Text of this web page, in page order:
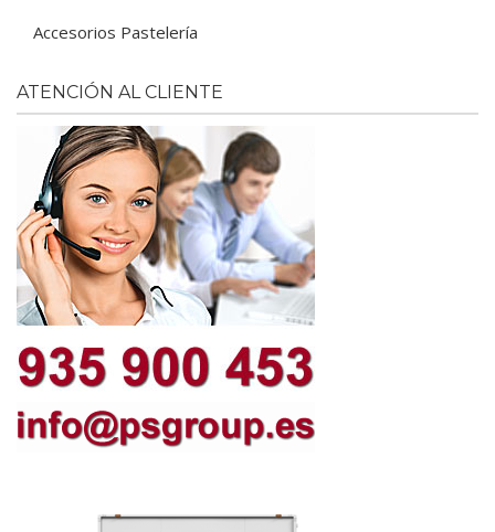
Accesorios Pastelería
ATENCIÓN AL CLIENTE